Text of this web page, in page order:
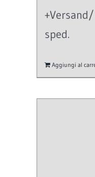
sped.
Aggiungi al